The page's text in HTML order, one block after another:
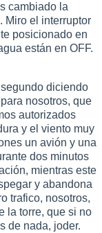
cambiado la
Miro el interruptor
posicionado en
están en OFF.
diciendo
nosotros, que
autorizados
y el viento muy
un avión y una
dos minutos
mientras este
y abandona
trafico, nosotros,
la torre, que si no
de nada, joder.